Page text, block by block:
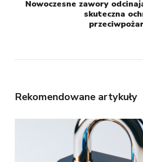
Nowoczesne zawory
skuteczna
Rekomendowane artykuły